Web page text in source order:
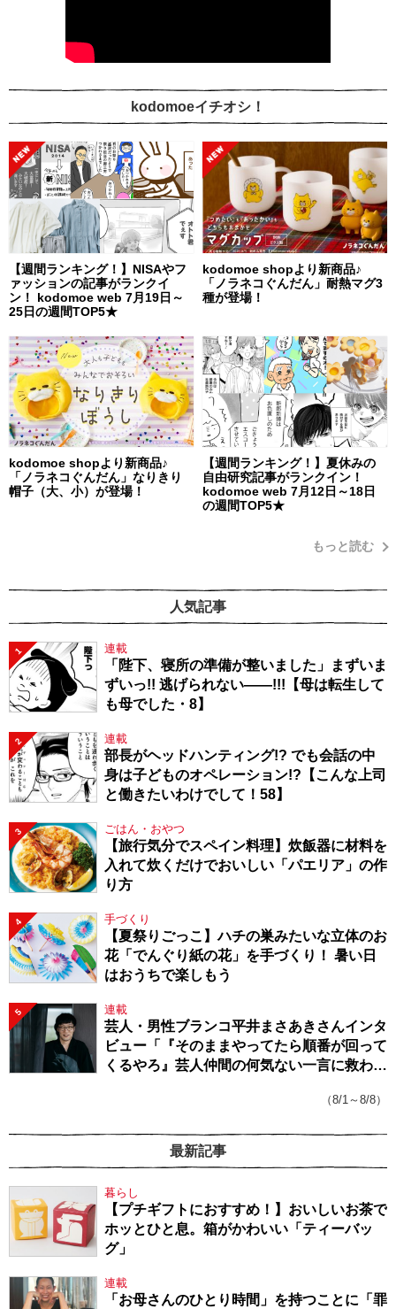
kodomoeイチオシ！
【週間ランキング！】NISAやフ
ァッションの記事がランクイ
ン！ kodomoe web 7月19日～
25日の週間TOP5★
kodomoe shopより新商品♪
「ノラネコぐんだん」耐熱マグ3
種が登場！
kodomoe shopより新商品♪
「ノラネコぐんだん」なりきり
帽子（大、小）が登場！
【週間ランキング！】夏休みの
自由研究記事がランクイン！
kodomoe web 7月12日～18日
の週間TOP5★
もっと読む
人気記事
1 連載
「陛下、寝所の準備が整いました」まずいま
ずいっ!! 逃げられない――!!!【母は転生して
も母でした・8】
2 連載
部長がヘッドハンティング!? でも会話の中
身は子どものオペレーション!?【こんな上司
と働きたいわけでして！58】
3 ごはん・おやつ
【旅行気分でスペイン料理】炊飯器に材料を
入れて炊くだけでおいしい「パエリア」の作
り方
4 手づくり
【夏祭りごっこ】ハチの巣みたいな立体のお
花「でんぐり紙の花」を手づくり！ 暑い日
はおうちで楽しもう
5 連載
芸人・男性ブランコ平井まさあきさんインタ
ビュー「『そのままやってたら順番が回って
くるやろ』芸人仲間の何気ない一言に救われ
（8/1～8/8）
最新記事
暮らし
【プチギフトにおすすめ！】おいしいお茶で
ホッとひと息。箱がかわいい「ティーバッ
グ」
連載
「お母さんのひとり時間」を持つことに「罪